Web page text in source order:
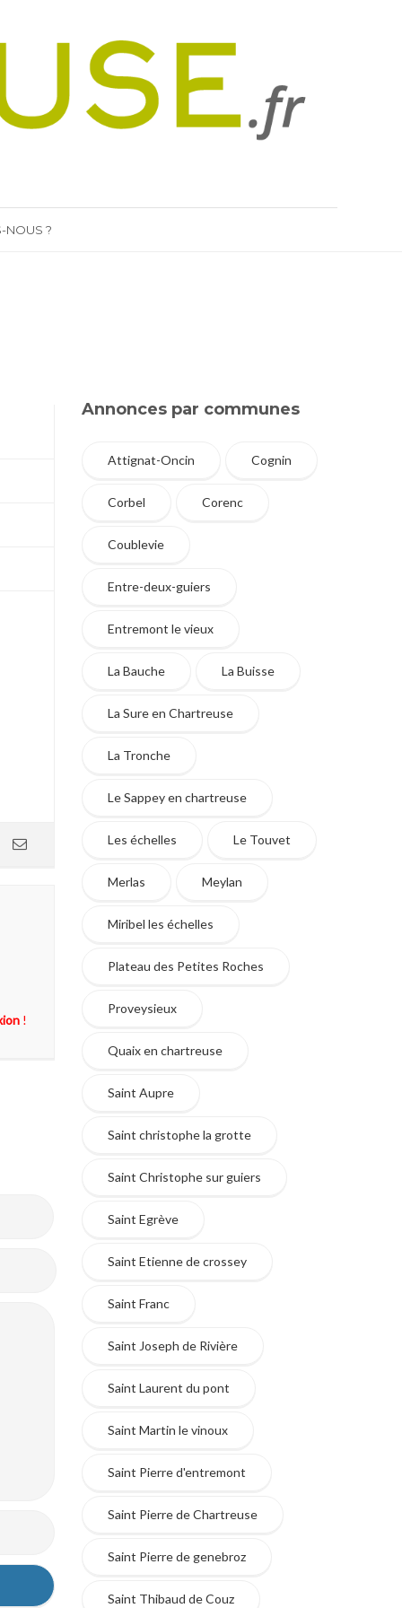
NOUS ?
!
Annonces par communes
Attignat-Oncin Cognin
Corbel Corenc
Coublevie
Entre-deux-guiers
Entremont le vieux
La Bauche La Buisse
La Sure en Chartreuse
La Tronche
Le Sappey en chartreuse
Les échelles Le Touvet
Merlas Meylan
Miribel les échelles
Plateau des Petites Roches
Proveysieux
Quaix en chartreuse
Saint Aupre
Saint christophe la grotte
Saint Christophe sur guiers
Saint Egrève
Saint Etienne de crossey
Saint Franc
Saint Joseph de Rivière
Saint Laurent du pont
Saint Martin le vinoux
Saint Pierre d'entremont
Saint Pierre de Chartreuse
Saint Pierre de genebroz
Saint Thibaud de Couz